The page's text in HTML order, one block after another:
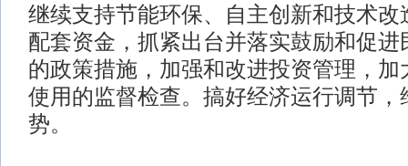
继续支持节能环保、自主创新和技术改
配套资金，抓紧出台并落实鼓励和促进
的政策措施，加强和改进投资管理，加
使用的监督检查。搞好经济运行调节，
势。